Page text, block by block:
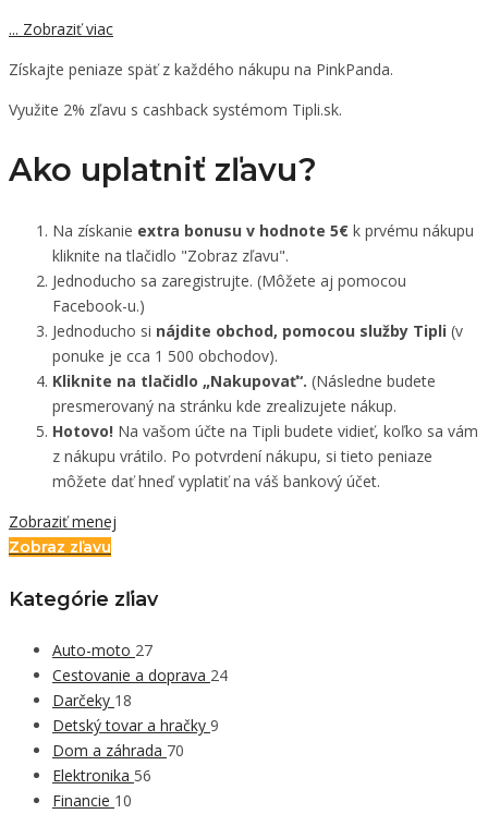
... Zobraziť viac
Získajte peniaze späť z každého nákupu na PinkPanda.
Využite 2% zľavu s cashback systémom Tipli.sk.
Ako uplatniť zľavu?
Na získanie extra bonusu v hodnote 5€ k prvému nákupu
kliknite na tlačidlo "Zobraz zľavu".
Jednoducho sa zaregistrujte. (Môžete aj pomocou
Facebook-u.)
Jednoducho si nájdite obchod, pomocou služby Tipli (v
ponuke je cca 1 500 obchodov).
Kliknite na tlačidlo „Nakupovať“. (Následne budete
presmerovaný na stránku kde zrealizujete nákup.
Hotovo! Na vašom účte na Tipli budete vidieť, koľko sa vám
z nákupu vrátilo. Po potvrdení nákupu, si tieto peniaze
môžete dať hneď vyplatiť na váš bankový účet.
Zobraziť menej
Zobraz zľavu
Kategórie zľiav
Auto-moto 27
Cestovanie a doprava 24
Darčeky 18
Detský tovar a hračky 9
Dom a záhrada 70
Elektronika 56
Financie 10